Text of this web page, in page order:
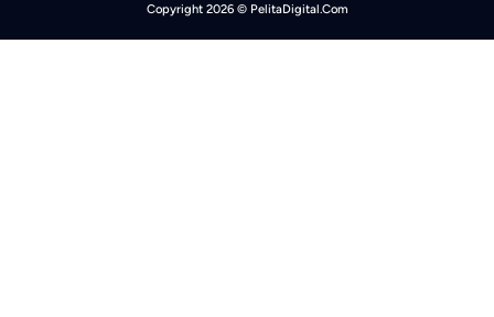
Copyright 2026 © PelitaDigital.Com